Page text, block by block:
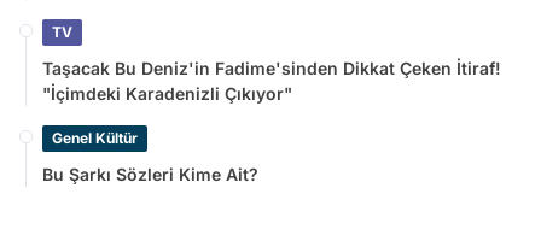
TV
Taşacak Bu Deniz'in Fadime'sinden Dikkat Çeken İtiraf!
"İçimdeki Karadenizli Çıkıyor"
Genel Kültür
Bu Şarkı Sözleri Kime Ait?